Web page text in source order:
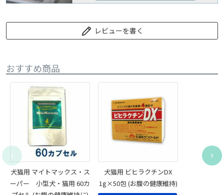
レビューを書く
おすすめ商品
犬猫用 マイトマックス・ス
ーパー 小型犬・猫用 60カ
犬猫用 ビヒラクチンDX
1g×50包 (お腹の健康維持)